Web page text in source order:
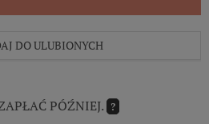
DO ULUBIONYCH
PÓŹNIEJ. ?